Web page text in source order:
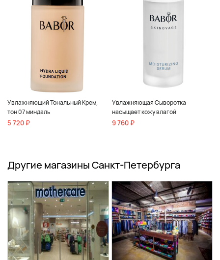
Увлажняющий Тональный Крем,
тон 07 миндаль
5 720 ₽
Увлажняющая Сыворотка
насыщает кожу влагой
9 760 ₽
Другие магазины Санкт-Петербурга